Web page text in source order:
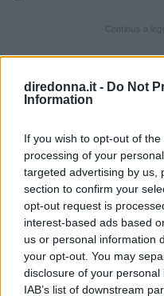
diredonna.it - Do Not
Information
If you wish to opt-out of
processing of your
targeted advertising by us,
section to confirm your
opt-out request is
interest-based ads based
us or personal information
your opt-out. You may
disclosure of your
IAB’s list of downstream
Oltre alla sua ormai
uomo e linee più
White Label Line, la
GF Jeans e persino
punti forti restano
1500 punti vendita
2002 viene lanciata
firmati Ferré, in